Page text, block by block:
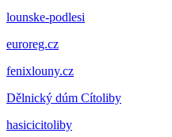
lounske-podlesi
euroreg.cz
fenixlouny.cz
Dělnický dúm Cítoliby
hasicicitoliby